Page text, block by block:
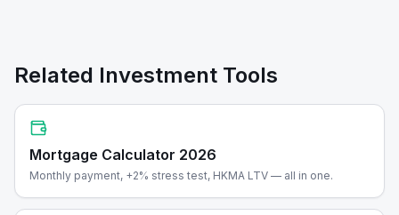
Related Investment Tools
Mortgage Calculator 2026
Monthly payment, +2% stress test, HKMA LTV — all in one.